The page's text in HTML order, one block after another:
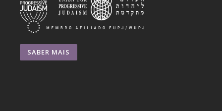
SABER MAIS